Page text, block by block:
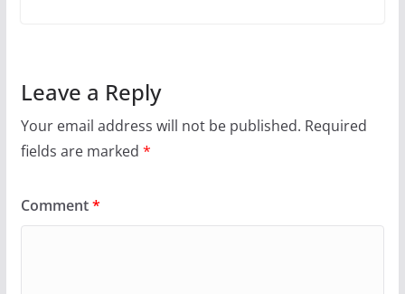
Leave a Reply
Your email address will not be published. Required
fields are marked *
Comment*